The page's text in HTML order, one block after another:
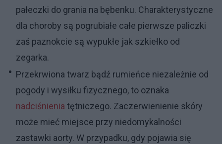
pałeczki do grania na bębenku. Charakterystyczne
dla choroby są pogrubiałe całe pierwsze paliczki
zaś paznokcie są wypukłe jak szkiełko od
zegarka.
Przekrwiona twarz bądź rumieńce niezależnie od
pogody i wysiłku fizycznego, to oznaka
nadciśnienia tętniczego. Zaczerwienienie skóry
może mieć miejsce przy niedomykalności
zastawki aorty. W przypadku, gdy pojawia się